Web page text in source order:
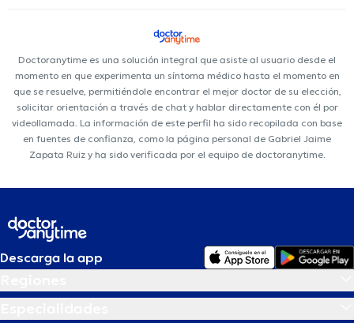
Doctoranytime es una solución integral que asiste al usuario desde el
momento en que experimenta un síntoma médico hasta el momento en
que se resuelve, permitiéndole encontrar el mejor doctor de su elección,
solicitar orientación a través de chat y hablar directamente con él por
videollamada. La información de este perfil ha sido recopilada con base
en fuentes de confianza, como la página personal de Gabriel Jaime
Zapata Ruiz y ha sido verificada por el equipo de doctoranytime.
Descarga la app